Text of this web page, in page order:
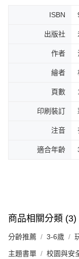
ISBN
出版社
作者
繪者
頁數
印刷裝訂
注音
適合年齡
商品相關分類 (3)
分齡推薦 3-6歲
主題書單 校園與安